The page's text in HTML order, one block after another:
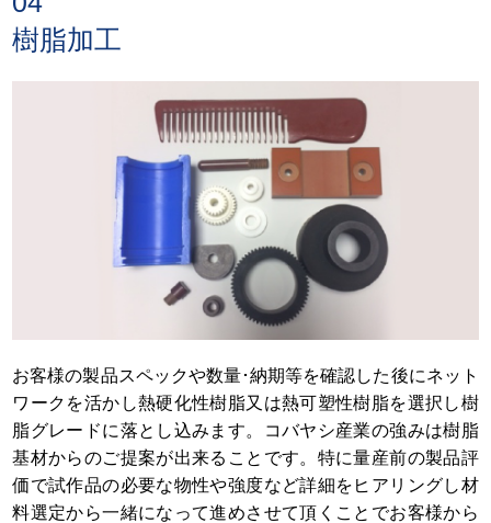
樹脂加工
お客様の製品スペックや数量･納期等を確認した後にネット
ワークを活かし熱硬化性樹脂又は熱可塑性樹脂を選択し樹
脂グレードに落とし込みます。コバヤシ産業の強みは樹脂
基材からのご提案が出来ることです。特に量産前の製品評
価で試作品の必要な物性や強度など詳細をヒアリングし材
料選定から一緒になって進めさせて頂くことでお客様から